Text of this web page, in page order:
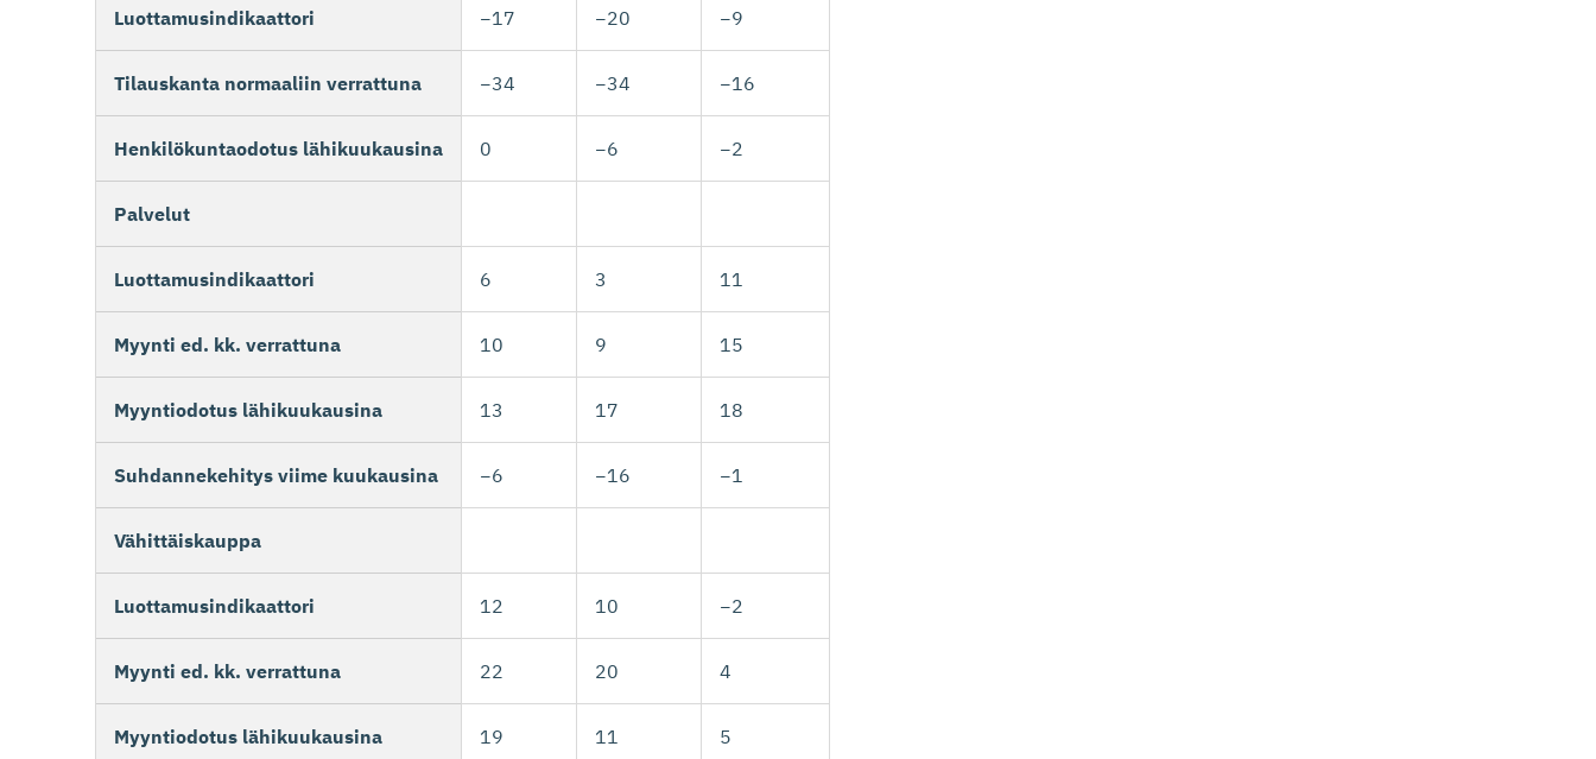
Luottamusindikaattori −17 −20 −9
Tilauskanta normaaliin verrattuna −34 −34 −16
Henkilökuntaodotus lähikuukausina 0 −6 −2
Palvelut
Luottamusindikaattori 6 3 11
Myynti ed. kk. verrattuna 10 9 15
Myyntiodotus lähikuukausina 13 17 18
Suhdannekehitys viime kuukausina −6 −16 −1
Vähittäiskauppa
Luottamusindikaattori 12 10 −2
Myynti ed. kk. verrattuna 22 20 4
Myyntiodotus lähikuukausina 19 11 5